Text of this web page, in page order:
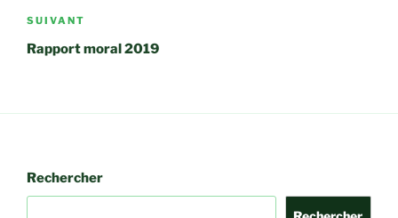
Article
suivant
SUIVANT
Rapport moral 2019
Rechercher